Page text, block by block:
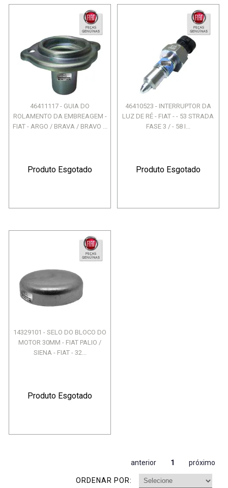
46411117 - GUIA DO
ROLAMENTO DA EMBREAGEM -
FIAT - ARGO / BRAVA / BRAVO ...
Produto Esgotado
46410523 - INTERRUPTOR DA
LUZ DE RÉ - FIAT - - 53 STRADA
FASE 3 / - 58 I...
Produto Esgotado
14329101 - SELO DO BLOCO DO
MOTOR 30MM - FIAT PALIO /
SIENA - FIAT - 32...
Produto Esgotado
anterior 1 próximo
ORDENAR POR: